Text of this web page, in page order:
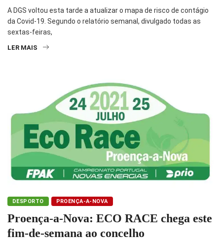
A DGS voltou esta tarde a atualizar o mapa de risco de contágio
da Covid-19. Segundo o relatório semanal, divulgado todas as
sextas-feiras,
LER MAIS
DESPORTO PROENÇA-A-NOVA
Proença-a-Nova: ECO RACE chega este
fim-de-semana ao concelho